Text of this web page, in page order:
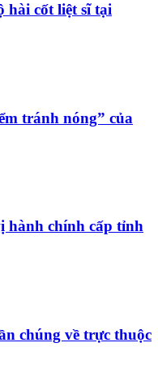
hài cốt liệt sĩ tại
tránh nóng” của
hành chính cấp tỉnh
chúng về trực thuộc